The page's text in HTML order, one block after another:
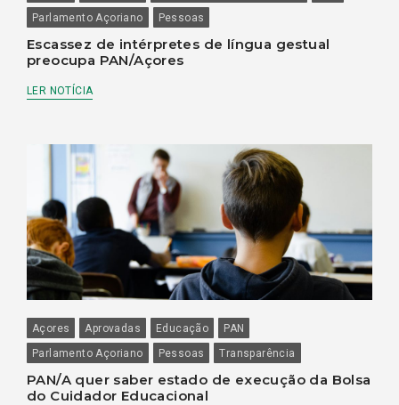
Parlamento Açoriano
Pessoas
Escassez de intérpretes de língua gestual
preocupa PAN/Açores
LER NOTÍCIA
Açores Aprovadas Educação
PAN
Parlamento Açoriano
Pessoas Transparência
PAN/A quer saber estado de execução da Bolsa
do Cuidador Educacional